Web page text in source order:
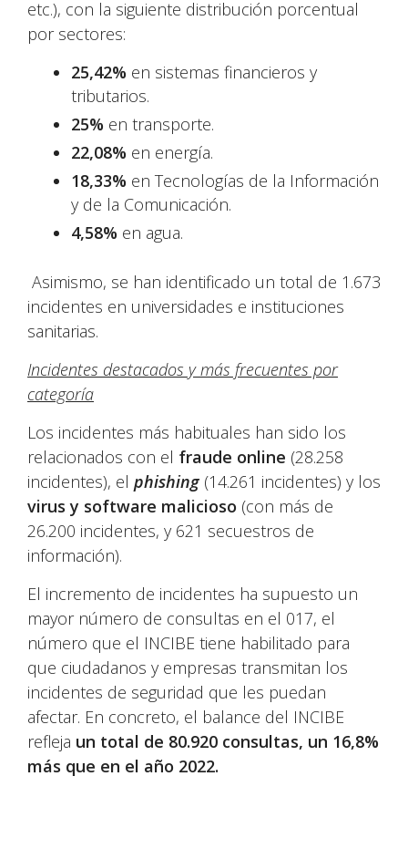
etc.), con la siguiente distribución porcentual
por sectores:
25,42% en sistemas financieros y
tributarios.
25% en transporte.
22,08% en energía.
18,33% en Tecnologías de la Información
y de la Comunicación.
4,58% en agua.
Asimismo, se han identificado un total de 1.673
incidentes en universidades e instituciones
sanitarias.
Incidentes destacados y más frecuentes por
categoría
Los incidentes más habituales han sido los
relacionados con el fraude online (28.258
incidentes), el phishing (14.261 incidentes) y los
virus y software malicioso (con más de
26.200 incidentes, y 621 secuestros de
información).
El incremento de incidentes ha supuesto un
mayor número de consultas en el 017, el
número que el INCIBE tiene habilitado para
que ciudadanos y empresas transmitan los
incidentes de seguridad que les puedan
afectar. En concreto, el balance del INCIBE
refleja un total de 80.920 consultas, un 16,8%
más que en el año 2022.